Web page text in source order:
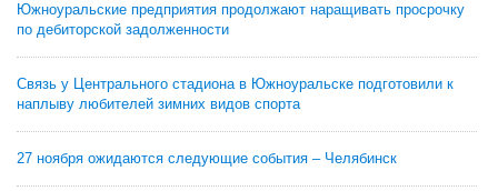
Южноуральские предприятия продолжают наращивать просрочку
по дебиторской задолженности
Связь у Центрального стадиона в Южноуральске подготовили к
наплыву любителей зимних видов спорта
27 ноября ожидаются следующие события – Челябинск